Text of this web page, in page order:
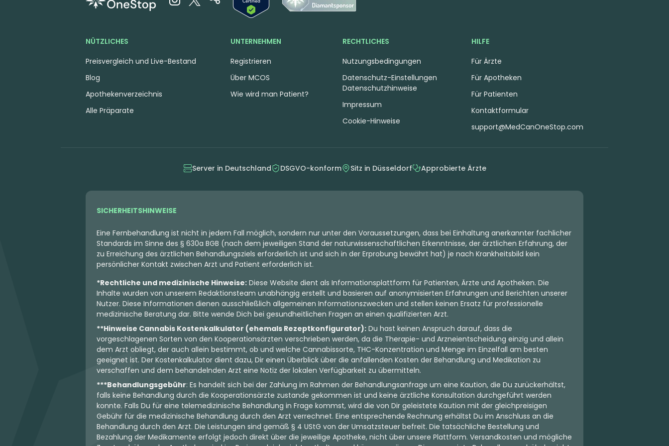
NÜTZLICHES
Preisvergleich und Live-Bestand
Blog
Apothekenverzeichnis
Alle Präparate
UNTERNEHMEN
Registrieren
Über MCOS
Wie wird man Patient?
HILFE
Für Ärzte
Für Apotheken
Für Patienten
Kontaktformular
support@MedCanOneStop.com
RECHTLICHES
Nutzungsbedingungen
Datenschutzhinweise
Impressum
Cookie-Hinweise
Datenschutz-Einstellungen
Server in Deutschland DSGVO-konform Sitz in Düsseldorf Approbierte Ärzte
SICHERHEITSHINWEISE
Eine Fernbehandlung ist nicht in jedem Fall möglich, sondern nur unter den Voraussetzungen, dass bei Einhaltung anerkannter fachlicher
Standards im Sinne des § 630a BGB (nach dem jeweiligen Stand der naturwissenschaftlichen Erkenntnisse, der ärztlichen Erfahrung, der
zu Erreichung des ärztlichen Behandlungsziels erforderlich ist und sich in der Erprobung bewährt hat) je nach Krankheitsbild kein
persönlicher Kontakt zwischen Arzt und Patient erforderlich ist.
*Rechtliche und medizinische Hinweise: Diese Website dient als Informationsplattform für Patienten, Ärzte und Apotheken. Die
Inhalte wurden von unserem Redaktionsteam unabhängig erstellt und basieren auf anonymisierten Erfahrungen und Berichten unserer
Nutzer. Diese Informationen dienen ausschließlich allgemeinen Informationszwecken und stellen keinen Ersatz für professionelle
medizinische Beratung dar. Bitte wende Dich bei gesundheitlichen Fragen an einen qualifizierten Arzt.
**Hinweise Cannabis Kostenkalkulator (ehemals Rezeptkonfigurator): Du hast keinen Anspruch darauf, dass die
vorgeschlagenen Sorten von den Kooperationsärzten verschrieben werden, da die Therapie- und Arzneientscheidung einzig und allein
dem Arzt obliegt, der auch allein bestimmt, ob und welche Cannabissorte, THC-Konzentration und Menge im Einzelfall am besten
geeignet ist. Der Kostenkalkulator dient dazu, Dir einen Überblick über die anfallenden Kosten der Behandlung und Medikation zu
verschaffen und dem behandelnden Arzt eine Notiz der lokalen Verfügbarkeit zu übermitteln.
***Behandlungsgebühr: Es handelt sich bei der Zahlung im Rahmen der Behandlungsanfrage um eine Kaution, die Du zurückerhältst,
falls keine Behandlung durch die Kooperationsärzte zustande gekommen ist und keine ärztliche Konsultation durchgeführt werden
konnte. Falls Du für eine telemedizinische Behandlung in Frage kommst, wird die von Dir geleistete Kaution mit der gleichpreisigen
Gebühr für die medizinische Behandlung durch den Arzt verrechnet. Eine entsprechende Rechnung erhältst Du im Anschluss an die
Behandlung durch den Arzt. Die Leistungen sind gemäß § 4 UStG von der Umsatzsteuer befreit. Die tatsächliche Bestellung und
Bezahlung der Medikamente erfolgt jedoch direkt über die jeweilige Apotheke, nicht über unsere Plattform. Versandkosten und mögliche